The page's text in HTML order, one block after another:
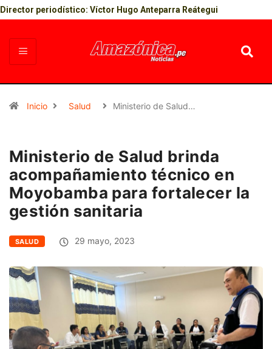
Director periodístico: Víctor Hugo Anteparra Reátegui
Inicio Salud Ministerio de Salud…
Ministerio de Salud brinda
acompañamiento técnico en
Moyobamba para fortalecer la
gestión sanitaria
SALUD 29 mayo, 2023